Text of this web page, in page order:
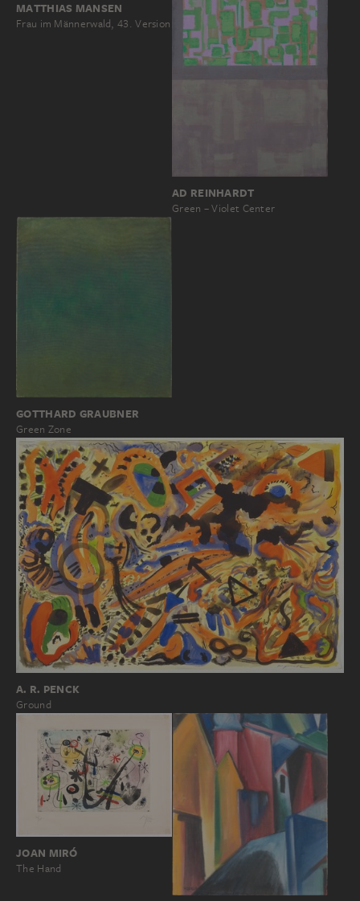
MATTHIAS MANSEN
Frau im Männerwald, 43. Version
AD REINHARDT
Green – Violet Center
GOTTHARD GRAUBNER
Green Zone
A. R. PENCK
Ground
JOAN MIRÓ
The Hand